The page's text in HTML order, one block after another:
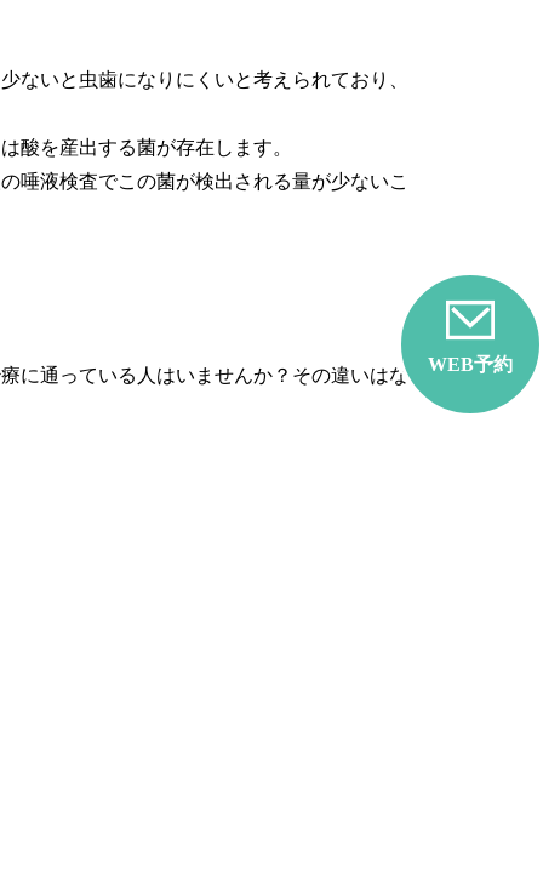
ないと虫歯になりにくいと考えられており、
酸を産出する菌が存在します。
唾液検査でこの菌が検出される量が少ないこ
に通っている人はいませんか？その違いはな
WEB予約